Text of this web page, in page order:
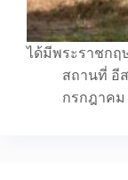
ได้มีพระราชก
สถานที่ อี
กรกฎาคม